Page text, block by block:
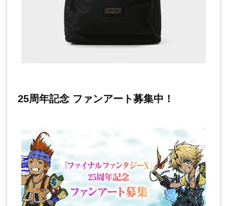
25周年記念 ファンアート募集中！